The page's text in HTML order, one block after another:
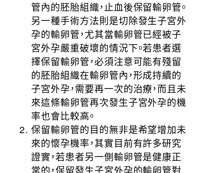
管內的胚胎組織，止血後保留輸卵管。
另一種手術方法則是切除發生子宮外
孕的輸卵管，尤其當輸卵管已經被子
宮外孕嚴重破壞的情況下。若患者選
擇保留輸卵管，必須注意可能有殘留
的胚胎組織在輸卵管內，形成持續的
子宮外孕，需要再一次的治療，而且未
來這條輸卵管再次發生子宮外孕的機
率也會比較高。
保留輸卵管的目的無非是希望增加未
來的懷孕機率，其實目前有許多研究
證實，若患者另一側輸卵管是健康正
常的，保留發生子宮外孕的輸卵管對